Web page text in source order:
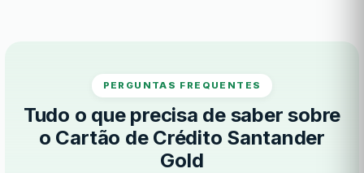
PERGUNTAS FREQUENTES
Tudo o que precisa de saber sobre
o Cartão de Crédito Santander
Gold